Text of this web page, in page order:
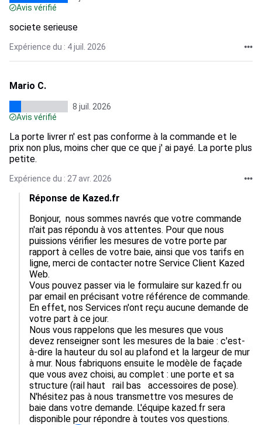
Avis vérifié
societe serieuse
Expérience du : 4 juil. 2026
Mario C.
8 juil. 2026
Avis vérifié
La porte livrer n' est pas conforme à la commande et le
prix non plus, moins cher que ce que j' ai payé. La porte plus
petite.
Expérience du : 27 avr. 2026
Réponse de Kazed.fr
Bonjour,  nous sommes navrés que votre commande
n'ait pas répondu à vos attentes. Pour que nous
puissions vérifier les mesures de votre porte par
rapport à celles de votre baie, ainsi que vos tarifs en
ligne, merci de contacter notre Service Client Kazed
Web.
Vous pouvez passer via le formulaire sur kazed.fr ou
par email en précisant votre référence de commande.
En effet, nos Services n'ont reçu aucune demande de
votre part à ce jour.
Nous vous rappelons que les mesures que vous
devez renseigner sont les mesures de la baie : c'est-
à-dire la hauteur du sol au plafond et la largeur de mur
à mur. Nous fabriquons ensuite le modèle de façade
que vous avez choisi, au complet : une porte et sa
structure (rail haut   rail bas   accessoires de pose).
N'hésitez pas à nous transmettre vos mesures de
baie dans votre demande. L'équipe kazed.fr sera
disponible pour répondre à toutes vos questions.